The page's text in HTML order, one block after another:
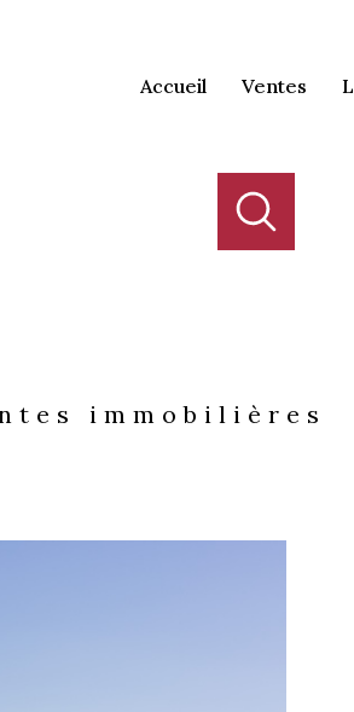
accueil ventes
immobilières